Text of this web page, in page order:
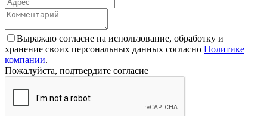
Выражаю согласие на использование, обработку и
хранение своих персональных данных согласно Политике
компании.
Пожалуйста, подтвердите согласие